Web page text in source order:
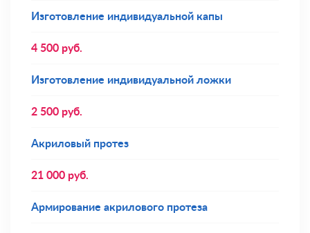
Изготовление индивидуальной капы
4 500 руб.
Изготовление индивидуальной ложки
2 500 руб.
Акриловый протез
21 000 руб.
Армирование акрилового протеза